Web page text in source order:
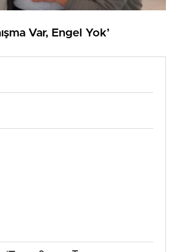
Var, Engel Yok’